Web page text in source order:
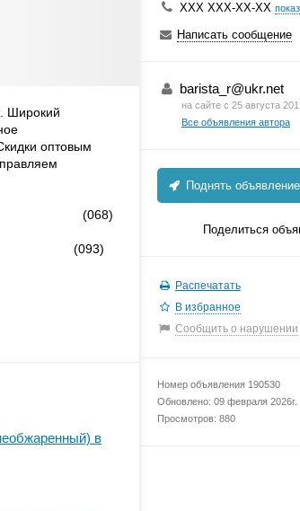
Широкий
оптовым
в
ХХХ ХХХ-ХХ-ХХ
Написать сообщение
barista_r@ukr.net
на сайте с 25 августа
Все объявления автора
Поднять
Поделиться
Распечатать
В избранное
Сообщить о нарушении
Номер объявления 190530
Обновлено: 09 февраля 2026г.
Просмотров: 880